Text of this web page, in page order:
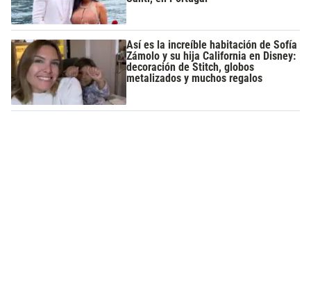
Así es la increíble habitación de Sofía
Zámolo y su hija California en Disney:
decoración de Stitch, globos
metalizados y muchos regalos